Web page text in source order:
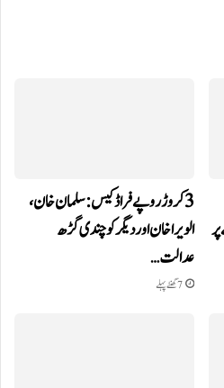
3 کروڑ روپے فراڈ کیس: سلمان خان،
الویرا خان اور دیگر کو چندی گڑھ
عدالت…
7 گھنٹے پہلے